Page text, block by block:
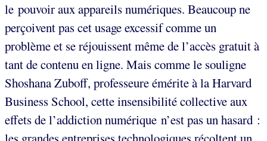
le pouvoir aux appareils numériques. Beaucoup ne
perçoivent pas cet usage excessif comme un
problème et se réjouissent même de l’accès gratuit à
tant de contenu en ligne. Mais comme le souligne
Shoshana Zuboff, professeure émérite à la Harvard
Business School, cette insensibilité collective aux
effets de l’addiction numérique n’est pas un hasard :